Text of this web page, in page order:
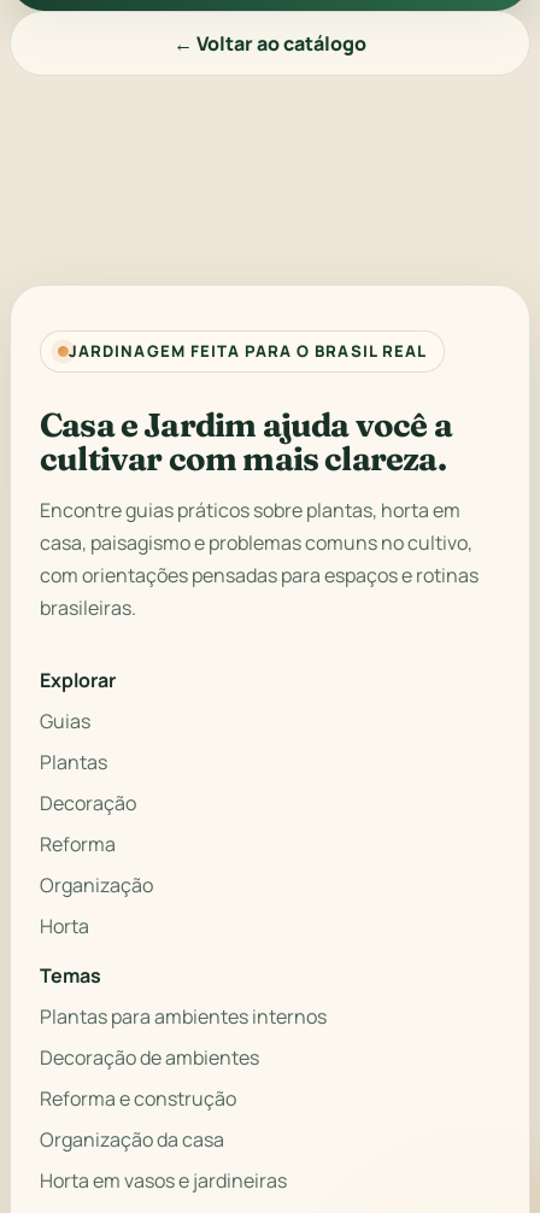
← Voltar ao catálogo
JARDINAGEM FEITA PARA O BRASIL REAL
Casa e Jardim ajuda você a
cultivar com mais clareza.
Encontre guias práticos sobre plantas, horta em
casa, paisagismo e problemas comuns no cultivo,
com orientações pensadas para espaços e rotinas
brasileiras.
Explorar
Guias
Plantas
Decoração
Reforma
Organização
Horta
Temas
Plantas para ambientes internos
Decoração de ambientes
Reforma e construção
Organização da casa
Horta em vasos e jardineiras